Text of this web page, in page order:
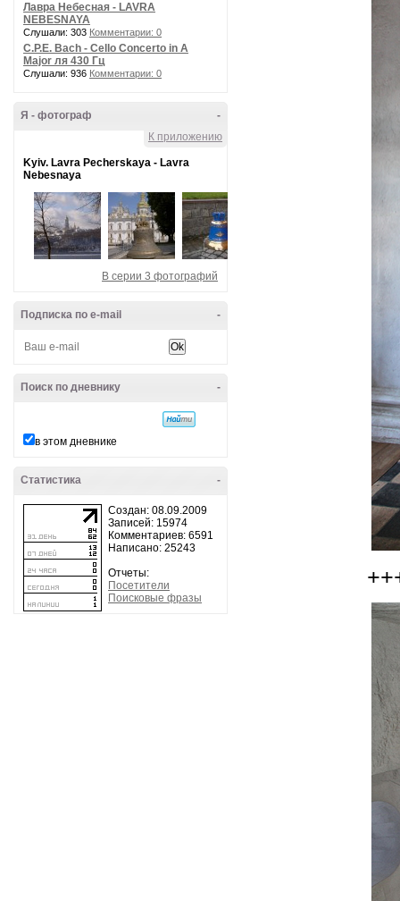
Лавра Небесная - LAVRA
NEBESNAYA
Слушали: 303 Комментарии: 0
C.P.E. Bach - Cello Concerto in A
Major ля 430 Гц
Слушали: 936 Комментарии: 0
-
Я - фотограф
К приложению
Kyiv. Lavra Pecherskaya - Lavra
Nebesnaya
В серии 3 фотографий
-
Подписка по e-mail
-
Поиск по дневнику
в этом дневнике
-
Статистика
Создан: 08.09.2009
Записей: 15974
Комментариев: 6591
Написано: 25243
Отчеты:
Посетители
Поисковые фразы